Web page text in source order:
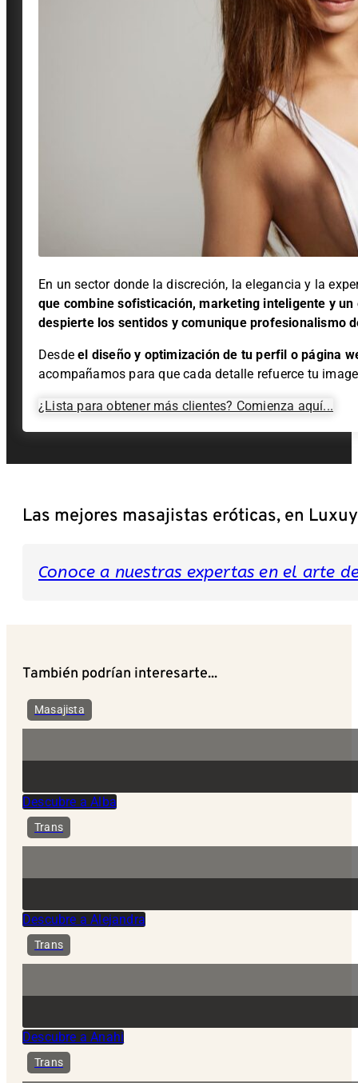
En un sector donde la discreción, la elegancia y la
que combine sofisticación, marketing inteligente y
despierte los sentidos y comunique profesionalismo
Desdeel diseño y optimización de tu perfil o página
acompañamos para que cada detalle refuerce tu
¿Lista para obtener más clientes? Comienza aquí...
Las mejores masajistas eróticas, en
Conoce a nuestras expertas en el arte
También podrían interesarte...
Masajista
Descubre a Alba
Trans
Descubre a Alejandra
Trans
Descubre a Anahi
Trans